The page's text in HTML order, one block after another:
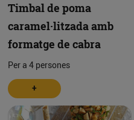
Timbal de poma
caramel·litzada amb
formatge de cabra
Per a 4 persones
+